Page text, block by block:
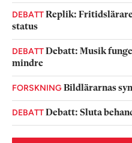
DEBATTReplik:
status
DEBATTDebatt: Musik
mindre
FORSKNING Bildlärarnas
DEBATTDebatt: Sluta